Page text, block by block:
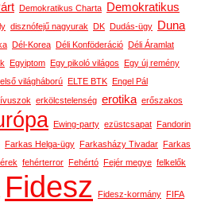
Demokratikus Charta
Demokratikus
disznófejű nagyurak DK Dudás-ügy Duna
Dél-Korea Déli Konföderáció
Déli Áramlat
Egyiptom Egy pikoló világos
Egy új remény
első világháború ELTE BTK Engel Pál
erkölcstelenség erotika erőszakos
Ewing-party ezüstcsapat Fandorin
Farkas Helga-ügy Farkasházy Tivadar
Farkas
fehérterror Fehértó Fejér megye felkelők
Fidesz Fidesz-kormány FIFA